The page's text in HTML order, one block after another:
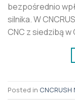
bezpośrednio
silnika. W
CNC z siedzibą w
Posted in CNCRUSH